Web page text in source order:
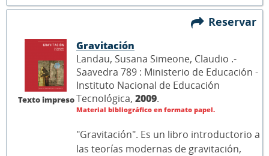
Reservar
Texto impreso
Gravitación
Landau, Susana Simeone, Claudio .-
Saavedra 789 : Ministerio de Educación -
Instituto Nacional de Educación
Tecnológica, 2009.
Material bibliográfico en formato papel.
"Gravitación". Es un libro introductorio a
las teorías modernas de gravitación,